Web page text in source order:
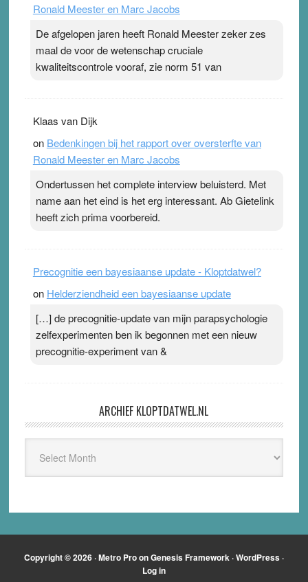
Ronald Meester en Marc Jacobs
De afgelopen jaren heeft Ronald Meester zeker zes
maal de voor de wetenschap cruciale
kwaliteitscontrole vooraf, zie norm 51 van
Klaas van Dijk
on Bedenkingen bij het rapport over oversterfte van
Ronald Meester en Marc Jacobs
Ondertussen het complete interview beluisterd. Met
name aan het eind is het erg interessant. Ab Gietelink
heeft zich prima voorbereid.
Precognitie een bayesiaanse update - Kloptdatwel?
on Helderziendheid een bayesiaanse update
[…] de precognitie-update van mijn parapsychologie
zelfexperimenten ben ik begonnen met een nieuw
precognitie-experiment van &
ARCHIEF KLOPTDATWEL.NL
Kloptdatwel.nl
Copyright © 2026 ·Metro ProonGenesis Framework ·WordPress ·
Log in